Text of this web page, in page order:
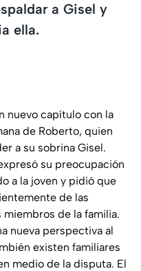
a Gisel y
ella.
nuevo capítulo con la
de Roberto, quien
a su sobrina Gisel.
su preocupación
a la joven y pidió que
de las
de la familia.
nueva perspectiva al
existen familiares
medio de la disputa. El